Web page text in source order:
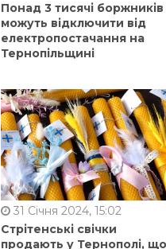
Понад 3 тисячі боржників
можуть відключити від
електропостачання на
Тернопільщині
31 Січня 2024, 15:02
Стрітенські свічки
продають у Тернополі,